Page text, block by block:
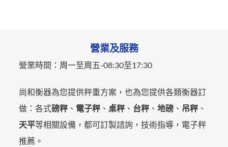
營業及服務
營業時間： 周一至周五-08:30至17:30
尚和衡器為您提供秤重方案，也為您提供各類衡器訂
做：各式磅秤 、 電子秤 、桌秤 、 台秤 、地磅 、 吊秤 、
天平等相關設備，都可訂製諮詢，技術指導，電子秤
推薦。